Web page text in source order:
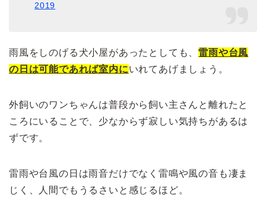
2019
雨風をしのげる犬小屋があったとしても、雷雨や台風
の日は可能であれば室内にいれてあげましょう。
外飼いのワンちゃんは普段から飼い主さんと離れたと
ころにいることで、少なからず寂しい気持ちがあるは
ずです。
雷雨や台風の日は雨音だけでなく雷鳴や風の音も凄ま
じく、人間でもうるさいと感じるほど。